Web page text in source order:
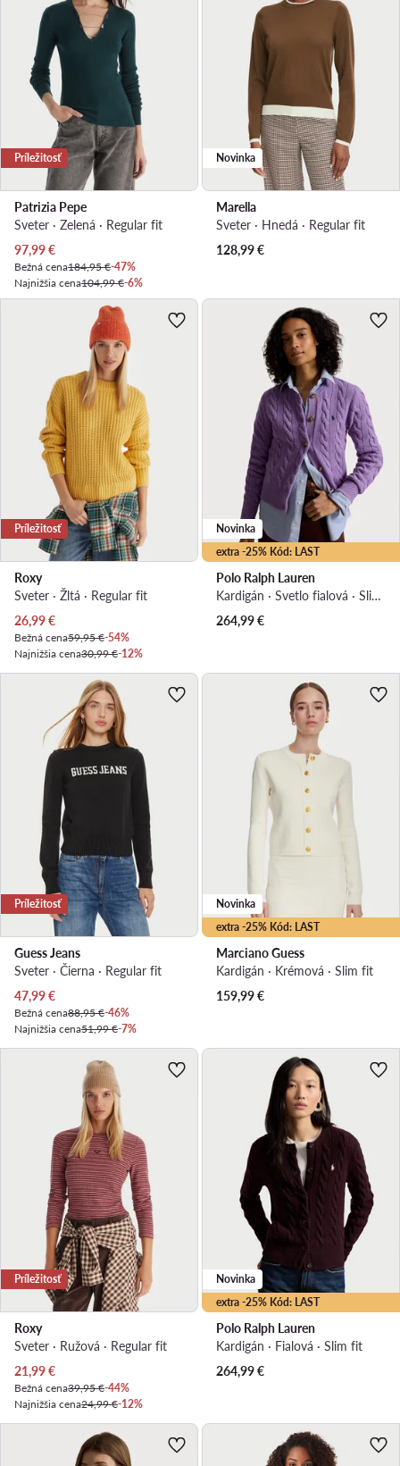
Príležitosť
Patrizia Pepe
Sveter · Zelená · Regular fit
Aktuálna cena
97,99€
Bežná cena184,95 €-47%
Najnižšia cena104,99 €-6%
Novinka
Marella
Sveter · Hnedá · Regular fit
128,99€
Príležitosť
Roxy
Sveter · Žltá · Regular fit
Aktuálna cena
26,99€
Bežná cena59,95 €-54%
Najnižšia cena30,99 €-12%
extra -25% Kód: LAST
Novinka
Polo Ralph Lauren
Kardigán · Svetlo fialová · Slim fit
264,99€
Príležitosť
Guess Jeans
Sveter · Čierna · Regular fit
Aktuálna cena
47,99€
Bežná cena88,95 €-46%
Najnižšia cena51,99 €-7%
extra -25% Kód: LAST
Novinka
Marciano Guess
Kardigán · Krémová · Slim fit
159,99€
Príležitosť
Roxy
Sveter · Ružová · Regular fit
Aktuálna cena
21,99€
Bežná cena39,95 €-44%
Najnižšia cena24,99 €-12%
extra -25% Kód: LAST
Novinka
Polo Ralph Lauren
Kardigán · Fialová · Slim fit
264,99€